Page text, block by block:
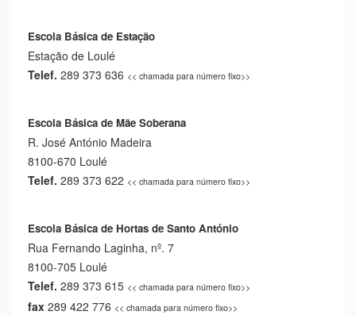
Escola Básica de Estação
Estação de Loulé
Telef. 289 373 636 << chamada para número fixo>>
Escola Básica de Mãe Soberana
R. José António Madeira
8100-670 Loulé
Telef. 289 373 622 << chamada para número fixo>>
Escola Básica de Hortas de Santo António
Rua Fernando Laginha, nº. 7
8100-705 Loulé
Telef. 289 373 615 << chamada para número fixo>>
fax 289 422 776 << chamada para número fixo>>